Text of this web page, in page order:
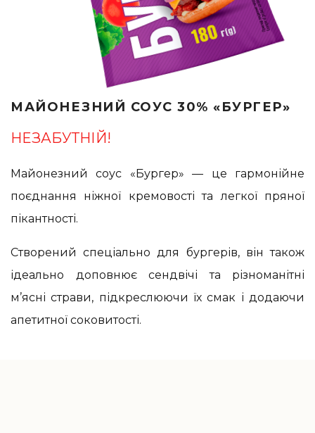
МАЙОНЕЗНИЙ СОУС 30% «БУРГЕР»
НЕЗАБУТНІЙ!
Майонезний соус «Бургер» — це гармонійне
поєднання ніжної кремовості та легкої пряної
пікантності.
Створений спеціально для бургерів, він також
ідеально доповнює сендвічі та різноманітні
м’ясні страви, підкреслюючи їх смак і додаючи
апетитної соковитості.